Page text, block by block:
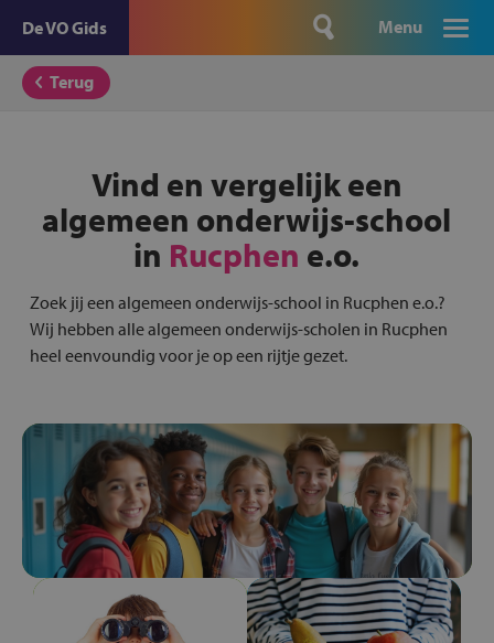
De VO Gids Menu
Terug
Vind en vergelijk een
algemeen onderwijs-school
in Rucphen e.o.
Zoek jij een algemeen onderwijs-school in Rucphen e.o.?
Wij hebben alle algemeen onderwijs-scholen in Rucphen
heel eenvoundig voor je op een rijtje gezet.